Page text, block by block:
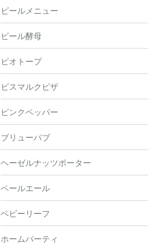
ビールメニュー
ビール酵母
ビオトープ
ビスマルクピザ
ピンクペッパー
ブリューパブ
ヘーゼルナッツポーター
ペールエール
ベビーリーフ
ホームパーティ